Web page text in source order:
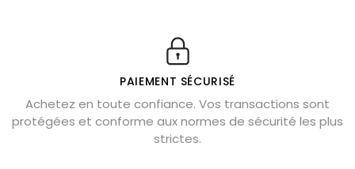
Véritable citrine naturelle non chauffée
Où placer la citrine dans la maison
Cornaline : propriétés magiques
Capricorne : quelles pierres choisir
PAIEMENT SÉCURISÉ
Achetez en toute confiance. Vos transactions sont
protégées et conforme aux normes de sécurité les plus
strictes.